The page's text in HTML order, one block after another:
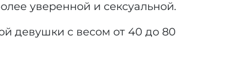
уверенной и сексуальной.
девушки с весом от 40 до 80